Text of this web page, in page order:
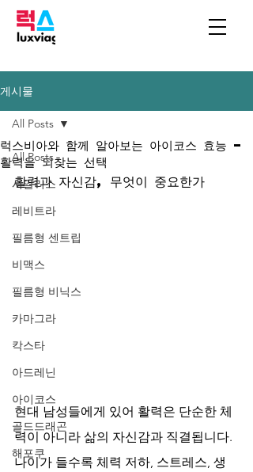
게시물
All Posts
시알리스
레비트라
필름형 센트립
비맥스
필름형 비닉스
카마그라
칵스타
아드레닌
아이코스
골드드래곤
해포쿠
All Posts
럭스비아와 함께 알아보는 아이코스 효능 –
활력을 되찾는 선택
활력과 자신감, 무엇이 중요한가
현대 남성들에게 있어 활력은 단순한 체
력이 아니라 삶의 자신감과 직결됩니다.
나이가 들수록 체력 저하, 스트레스, 생